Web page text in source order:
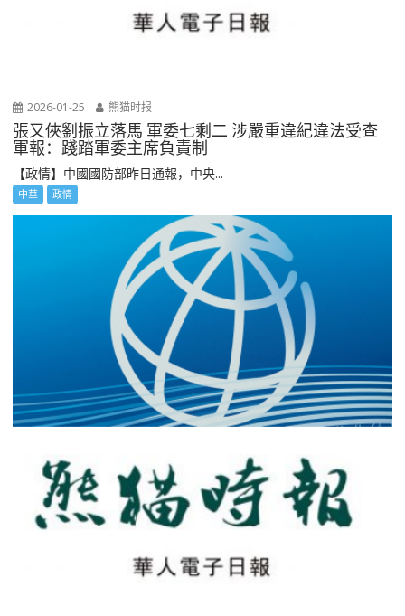
2026-01-25 熊猫时报
張又俠劉振立落馬 軍委七剩二 涉嚴重違紀違法受查
軍報：踐踏軍委主席負責制
【政情】中國國防部昨日通報，中央...
中華 政情